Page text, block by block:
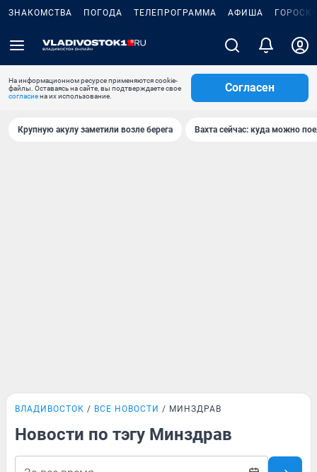
ЗНАКОМСТВА ПОГОДА ТЕЛЕПРОГРАММА АФИША
На информационном ресурсе применяются cookie-
файлы. Оставаясь на сайте, вы подтверждаете свое
согласиена их использование.
Согласен
Крупную акулу заметили возле берега Вахта сейчас: куда можно
ВЛАДИВОСТОК ВСЕ НОВОСТИ МИНЗДРАВ
Новости по тэгу Минздрав